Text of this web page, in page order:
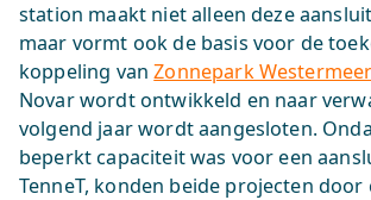
station maakt niet alleen deze
maar vormt ook de basis voor de
koppeling vanZonnepark
Novar wordt ontwikkeld en naar
volgend jaar wordt aangesloten.
beperkt capaciteit was voor een
TenneT, konden beide projecten door